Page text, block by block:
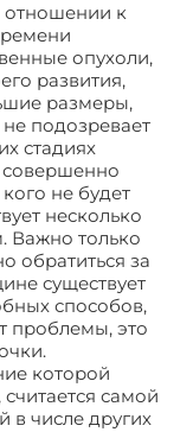
отношении к
опухоли,
развития,
размеры,
подозревает
стадиях
совершенно
не будет
несколько
Важно только
обратиться за
существует
способов,
проблемы, это
которой
самой
числе других